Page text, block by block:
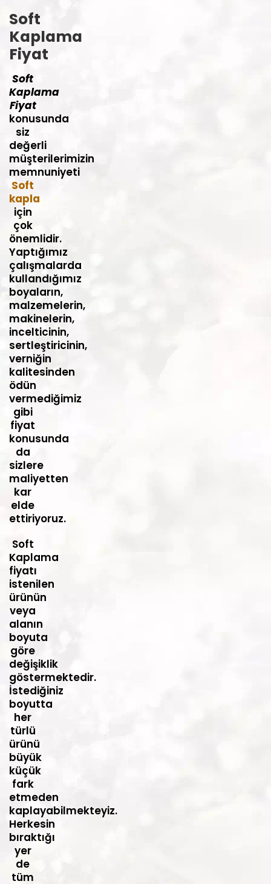
Soft
Kaplama
Fiyat
Soft
Kaplama
Fiyat
konusunda
siz
değerli
müşterilerimizin
memnuniyeti
Soft
kapla
için
çok
önemlidir.
Yaptığımız
çalışmalarda
kullandığımız
boyaların,
malzemelerin,
makinelerin,
incelticinin,
sertleştiricinin,
verniğin
kalitesinden
ödün
vermediğimiz
gibi
fiyat
konusunda
da
sizlere
maliyetten
kar
elde
ettiriyoruz.
Soft
Kaplama
fiyatı
istenilen
ürünün
veya
alanın
boyuta
göre
değişiklik
göstermektedir.
İstediğiniz
boyutta
her
türlü
ürünü
büyük
küçük
fark
etmeden
kaplayabilmekteyiz.
Herkesin
bıraktığı
yer
de
tüm